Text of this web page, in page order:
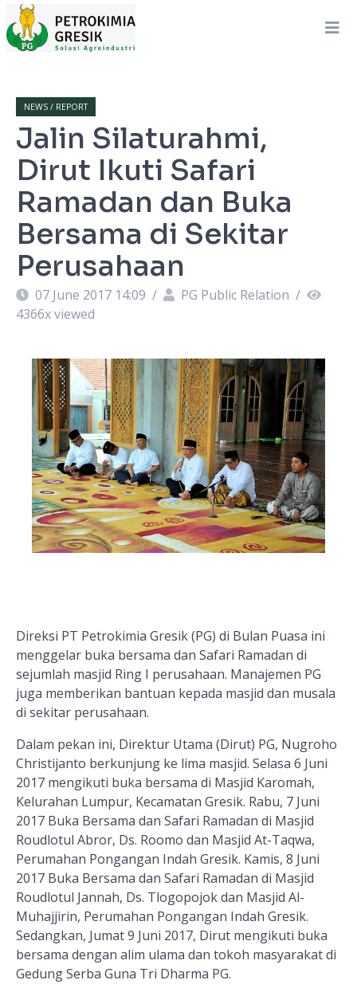
NEWS / REPORT
Jalin Silaturahmi,
Dirut Ikuti Safari
Ramadan dan Buka
Bersama di Sekitar
Perusahaan
07 June 2017 14:09 / PG Public Relation /
4366x viewed
Direksi PT Petrokimia Gresik (PG) di Bulan Puasa ini
menggelar buka bersama dan Safari Ramadan di
sejumlah masjid Ring I perusahaan. Manajemen PG
juga memberikan bantuan kepada masjid dan musala
di sekitar perusahaan.
Dalam pekan ini, Direktur Utama (Dirut) PG, Nugroho
Christijanto berkunjung ke lima masjid. Selasa 6 Juni
2017 mengikuti buka bersama di Masjid Karomah,
Kelurahan Lumpur, Kecamatan Gresik. Rabu, 7 Juni
2017 Buka Bersama dan Safari Ramadan di Masjid
Roudlotul Abror, Ds. Roomo dan Masjid At-Taqwa,
Perumahan Pongangan Indah Gresik. Kamis, 8 Juni
2017 Buka Bersama dan Safari Ramadan di Masjid
Roudlotul Jannah, Ds. Tlogopojok dan Masjid Al-
Muhajjirin, Perumahan Pongangan Indah Gresik.
Sedangkan, Jumat 9 Juni 2017, Dirut mengikuti buka
bersama dengan alim ulama dan tokoh masyarakat di
Gedung Serba Guna Tri Dharma PG.